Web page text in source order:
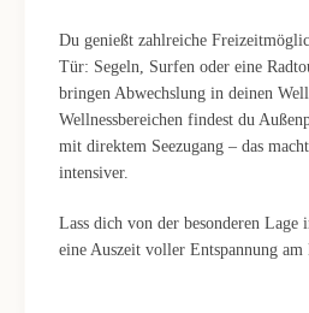
Du genießt zahlreiche
Tür: Segeln, Surfen oder eine
bringen Abwechslung in deinen
Wellnessbereichen findest du
mit direktem Seezugang – das
intensiver.
Lass dich von der besonderen
eine Auszeit voller Entspannung am